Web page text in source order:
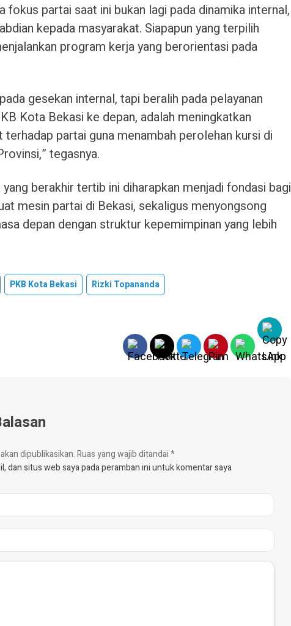
fokus partai saat ini bukan lagi pada dinamika internal,
kepada masyarakat. Siapapun yang terpilih
program kerja yang berorientasi pada
gesekan internal, tapi beralih pada pelayanan
Kota Bekasi ke depan, adalah meningkatkan
terhadap partai guna menambah perolehan kursi di
tegasnya.
berakhir tertib ini diharapkan menjadi fondasi bagi
mesin partai di Bekasi, sekaligus menyongsong
depan dengan struktur kepemimpinan yang lebih
PKB Kota Bekasi Rizki Topananda
dipublikasikan.Ruas yang wajib ditandai*
dan situs web saya pada peramban ini untuk komentar saya